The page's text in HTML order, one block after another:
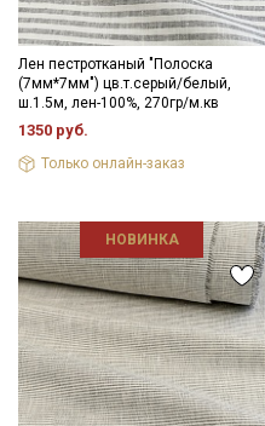
Лен пестротканый "Полоска
(7мм*7мм") цв.т.серый/белый,
ш.1.5м, лен-100%, 270гр/м.кв
1350 руб.
Только онлайн-заказ
НОВИНКА